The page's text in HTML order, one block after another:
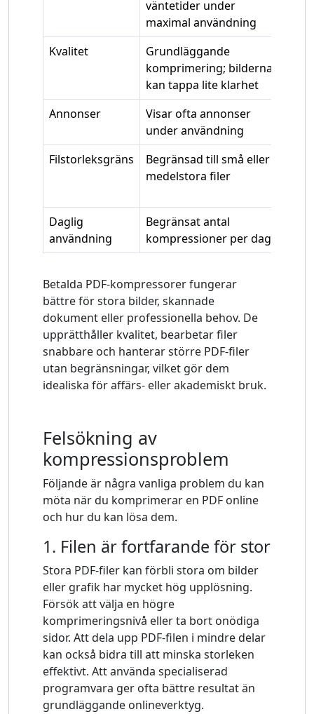
väntetider under
maximal användning
Kvalitet
Grundläggande
komprimering; bilderna
kan tappa lite klarhet
Annonser
Visar ofta annonser
under användning
Filstorleksgräns
Begränsad till små eller
medelstora filer
Daglig
användning
Begränsat antal
kompressioner per dag
Betalda PDF-kompressorer fungerar
bättre för stora bilder, skannade
dokument eller professionella behov. De
upprätthåller kvalitet, bearbetar filer
snabbare och hanterar större PDF-filer
utan begränsningar, vilket gör dem
idealiska för affärs- eller akademiskt bruk.
Felsökning av
kompressionsproblem
Följande är några vanliga problem du kan
möta när du komprimerar en PDF online
och hur du kan lösa dem.
1. Filen är fortfarande för stor
Stora PDF-filer kan förbli stora om bilder
eller grafik har mycket hög upplösning.
Försök att välja en högre
komprimeringsnivå eller ta bort onödiga
sidor. Att dela upp PDF-filen i mindre delar
kan också bidra till att minska storleken
effektivt. Att använda specialiserad
programvara ger ofta bättre resultat än
grundläggande onlineverktyg.